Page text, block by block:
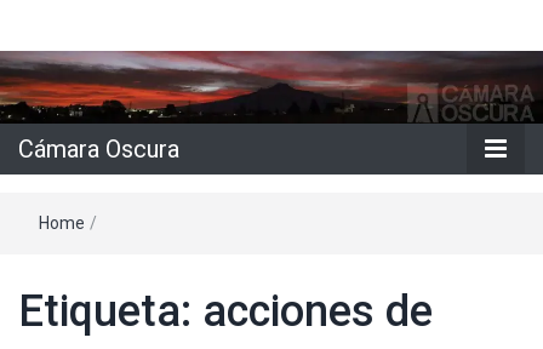
Cámara
Oscura
Cámara Oscura
Home /
Etiqueta: acciones de